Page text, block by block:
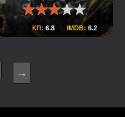
КП: 6.8 IMDB: 6.2
→